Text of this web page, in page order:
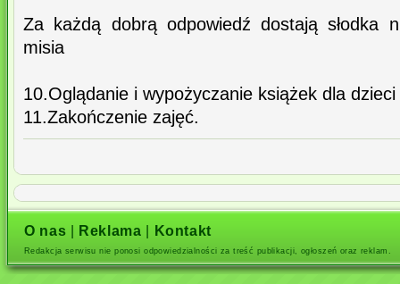
Za każdą dobrą odpowiedź dostają słodka
misia
10.Oglądanie i wypożyczanie książek dla dzieci
11.Zakończenie zajęć.
O nas Reklama Kontakt
Redakcja serwisu nie ponosi odpowiedzialności za treść publikacji, ogłoszeń oraz reklam.